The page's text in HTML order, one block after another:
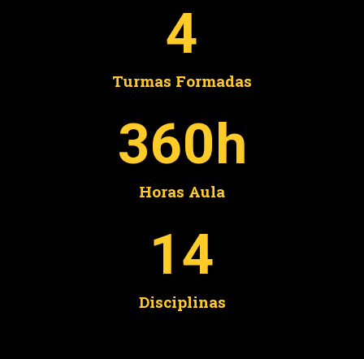
Turmas Formadas
4
Horas Aula
360h
Disciplinas
14